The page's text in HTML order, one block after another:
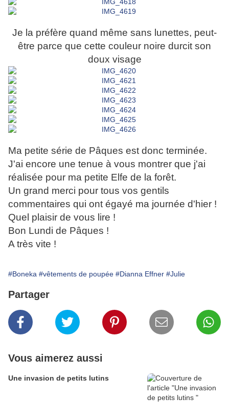
Je la préfère quand même sans lunettes, peut-
être parce que cette couleur noire durcit son
doux visage
Ma petite série de Pâques est donc terminée.
J'ai encore une tenue à vous montrer que j'ai
réalisée pour ma petite Elfe de la forêt.
Un grand merci pour tous vos gentils
commentaires qui ont égayé ma journée d'hier !
Quel plaisir de vous lire !
Bon Lundi de Pâques !
A très vite !
#Boneka #vêtements de poupée #Dianna Effner #Julie
Partager
Vous aimerez aussi
Une invasion de petits lutins